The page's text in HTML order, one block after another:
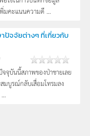
มคะแนนความดี ...
ปัจจัยต่างๆ ที่เกี่ยวกับ
จจุบันนี้สภาพของป่าชายเลย
มบูรณ์กลับเสื่อมโทรมลง